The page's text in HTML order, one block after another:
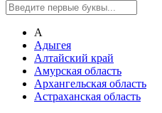
А
Адыгея
Алтайский край
Амурская область
Архангельская область
Астраханская область